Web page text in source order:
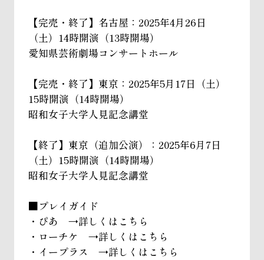
【完売・終了】名古屋：2025年4月26日
（土）14時開演（13時開場）
愛知県芸術劇場コンサートホール
【完売・終了】東京：2025年5月17日（土）
15時開演（14時開場）
昭和女子大学人見記念講堂
【終了】東京（追加公演）：2025年6月7日
（土）15時開演（14時開場）
昭和女子大学人見記念講堂
■プレイガイド
・ぴあ →詳しくはこちら
・ローチケ →詳しくはこちら
・イープラス →詳しくはこちら